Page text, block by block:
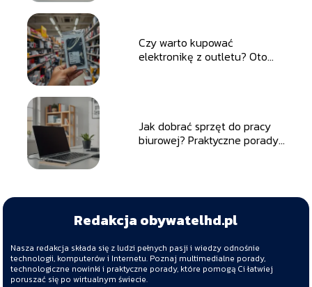
Czy warto kupować
elektronikę z outletu? Oto
Jak dobrać sprzęt do pracy
biurowej? Praktyczne porady i
Redakcja obywatelhd.pl
Nasza redakcja składa się z ludzi pełnych pasji i wiedzy odnośnie
technologii, komputerów i Internetu. Poznaj multimedialne porady,
technologiczne nowinki i praktyczne porady, które pomogą Ci łatwiej
poruszać się po wirtualnym świecie.